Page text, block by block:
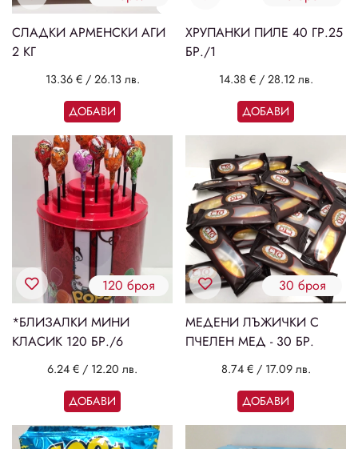
СЛАДКИ АРМЕНСКИ АГИ
2 КГ
13.36 €/ 26.13 лв.
ДОБАВИ
ХРУПАНКИ ПИЛЕ 40 ГР.25
БР./1
14.38 €/ 28.12 лв.
ДОБАВИ
120 броя
*БЛИЗАЛКИ МИНИ
КЛАСИК 120 БР./6
6.24 € / 12.20 лв.
ДОБАВИ
30 броя
МЕДЕНИ ЛЪЖИЧКИ С
ПЧЕЛЕН МЕД - 30 БР.
8.74 €/ 17.09 лв.
ДОБАВИ